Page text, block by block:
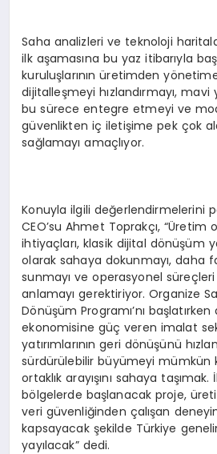
Saha analizleri ve teknoloji
ilk aşamasına bu yaz itibarıyla
kuruluşlarının üretimden
dijitalleşmeyi hızlandırmayı, mavi
bu sürece entegre etmeyi ve
güvenlikten iç iletişime pek çok
sağlamayı amaçlıyor.
Konuyla ilgili değerlendirmelerini
CEO’su Ahmet Toprakçı, “Üretim
ihtiyaçları, klasik dijital dönüşüm
olarak sahaya dokunmayı, daha
sunmayı ve operasyonel
anlamayı gerektiriyor. Organize
Dönüşüm Programı’nı başlatırken
ekonomisine güç veren imalat
yatırımlarının geri dönüşünü
sürdürülebilir büyümeyi mümkün
ortaklık arayışını sahaya
bölgelerde başlanacak proje,
veri güvenliğinden çalışan
kapsayacak şekilde Türkiye
yayılacak” dedi.